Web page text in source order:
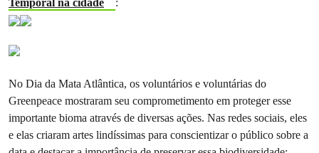
No Dia da Mata Atlântica, os voluntários e voluntárias do
Greenpeace mostraram seu comprometimento em proteger esse
importante bioma através de diversas ações. Nas redes sociais, eles
e elas criaram artes lindíssimas para conscientizar o público sobre a